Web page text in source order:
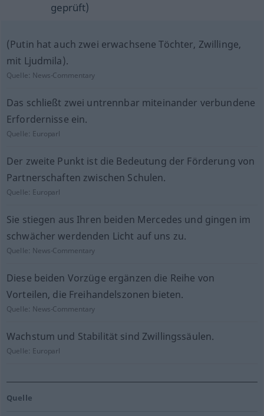
geprüft)
(Putin hat auch zwei erwachsene Töchter, Zwillinge,
mit Ljudmila).
Quelle: News-Commentary
Das schließt zwei untrennbar miteinander verbundene
Erfordernisse ein.
Quelle: Europarl
Der zweite Punkt ist die Bedeutung der Förderung von
Partnerschaften zwischen Schulen.
Quelle: Europarl
Sie stiegen aus Ihren beiden Mercedes und gingen im
schwächer werdenden Licht auf uns zu.
Quelle: News-Commentary
Diese beiden Vorzüge ergänzen die Reihe von
Vorteilen, die Freihandelszonen bieten.
Quelle: News-Commentary
Wachstum und Stabilität sind Zwillingssäulen.
Quelle: Europarl
Quelle